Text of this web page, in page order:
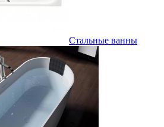
Стальные ванны